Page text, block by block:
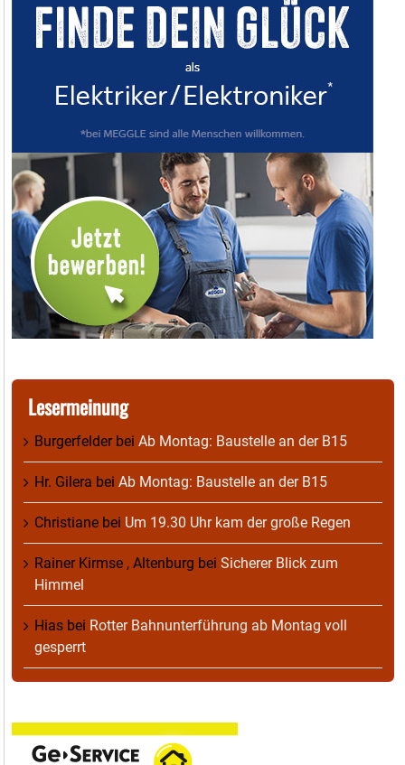
Lesermeinung
Burgerfelderbei Ab Montag: Baustelle an der B15
Hr. Gilera bei Ab Montag: Baustelle an der B15
Christiane bei Um 19.30 Uhr kam der große Regen
Rainer Kirmse , Altenburg bei Sicherer Blick zum
Himmel
Hias bei Rotter Bahnunterführung ab Montag voll
gesperrt